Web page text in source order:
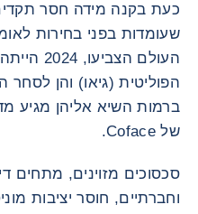
שעומדות בפני בחירות
העולם
הפוליטית (גיאו) והן לסחר
ברמות השיא אליהן מגיע
של Coface.
סכסוכים מזוינים, מתחים
וחברתיים, חוסר יציבות